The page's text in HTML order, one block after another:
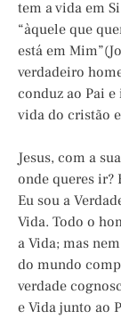
tem a vida em
“àquele que
está em
verdadeiro
conduz ao Pai
vida do cristão
Jesus, com a
onde queres ir?
Eu sou a
Vida. Todo o
a Vida; mas
do mundo
verdade
e Vida junto ao